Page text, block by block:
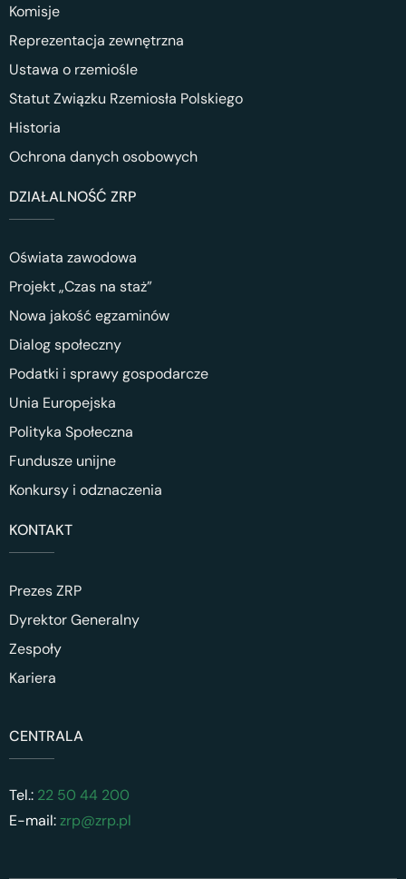
Komisje
Reprezentacja zewnętrzna
Ustawa o rzemiośle
Statut Związku Rzemiosła Polskiego
Historia
Ochrona danych osobowych
DZIAŁALNOŚĆ ZRP
Oświata zawodowa
Projekt „Czas na staż”
Nowa jakość egzaminów
Dialog społeczny
Podatki i sprawy gospodarcze
Unia Europejska
Polityka Społeczna
Fundusze unijne
Konkursy i odznaczenia
KONTAKT
Prezes ZRP
Dyrektor Generalny
Zespoły
Kariera
CENTRALA
Tel.: 22 50 44 200
E-mail:zrp@zrp.pl